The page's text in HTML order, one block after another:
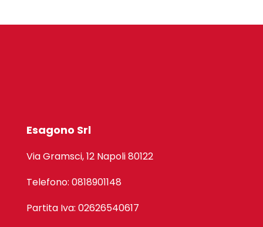
Esagono Srl
Via Gramsci, 12 Napoli 80122
Telefono: 0818901148
Partita Iva: 02626540617